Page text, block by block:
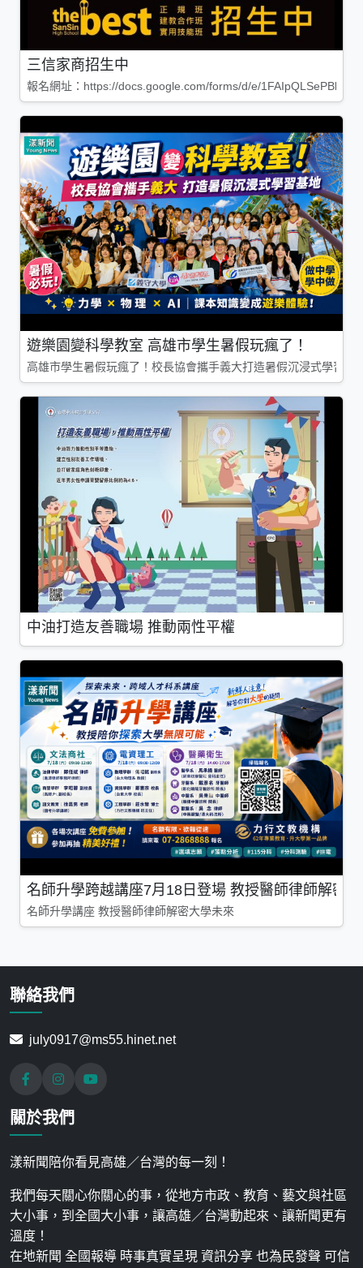
三信家商招生中
報名網址：https://docs.google.com/forms/d/e/
遊樂園變科學教室 高雄市學生暑假玩瘋了！
高雄市學生暑假玩瘋了！校長協會攜手義大打造暑假沉浸式學習基
中油打造友善職場 推動兩性平權
名師升學跨越講座7月18日登場 教授醫師律師解密
名師升學講座 教授醫師律師解密大學未來
聯絡我們
july0917@ms55.hinet.net
關於我們
漾新聞陪你看見高雄／台灣的每一刻！
我們每天關心你關心的事，從地方市政、教育、藝文與社區
大小事，到全國大小事，讓高雄／台灣動起來、讓新聞更有
溫度！
在地新聞 全國報導 時事真實呈現 資訊分享 也為民發聲 可信